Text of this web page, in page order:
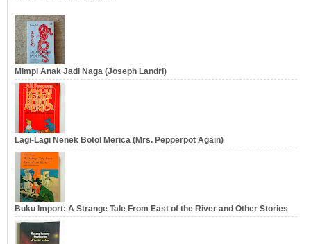
Mimpi Anak Jadi Naga (Joseph Landri)
Lagi-Lagi Nenek Botol Merica (Mrs. Pepperpot Again)
Buku Import: A Strange Tale From East of the River and Other Stories